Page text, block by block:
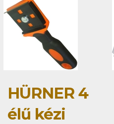
HÜRNER 4
élű kézi